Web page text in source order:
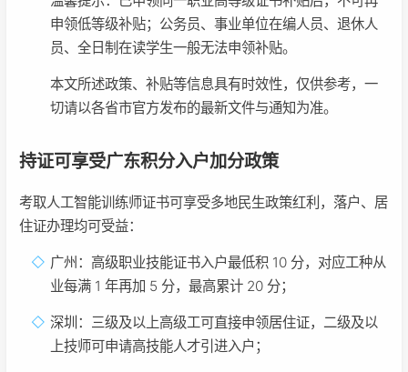
申领低等级补贴；公务员、事业单位在编人员、退休人
员、全日制在读学生一般无法申领补贴。
本文所述政策、补贴等信息具有时效性，仅供参考，一
切请以各省市官方发布的最新文件与通知为准。
持证可享受广东积分入户加分政策
考取人工智能训练师证书可享受多地民生政策红利，落户、居
住证办理均可受益：
广州：高级职业技能证书入户最低积 10 分，对应工种从
业每满 1 年再加 5 分，最高累计 20 分；
深圳：三级及以上高级工可直接申领居住证，二级及以
上技师可申请高技能人才引进入户；